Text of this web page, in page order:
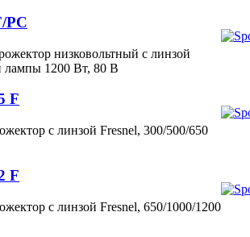
PC
низковольтный с линзой
лампы 1200 Вт, 80 В
F
с линзой Fresnel, 300/500/650
F
с линзой Fresnel, 650/1000/1200